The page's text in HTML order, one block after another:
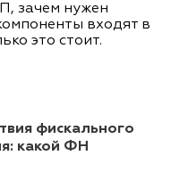
зачем нужен
входят в
это стоит.
фискального
какой ФН